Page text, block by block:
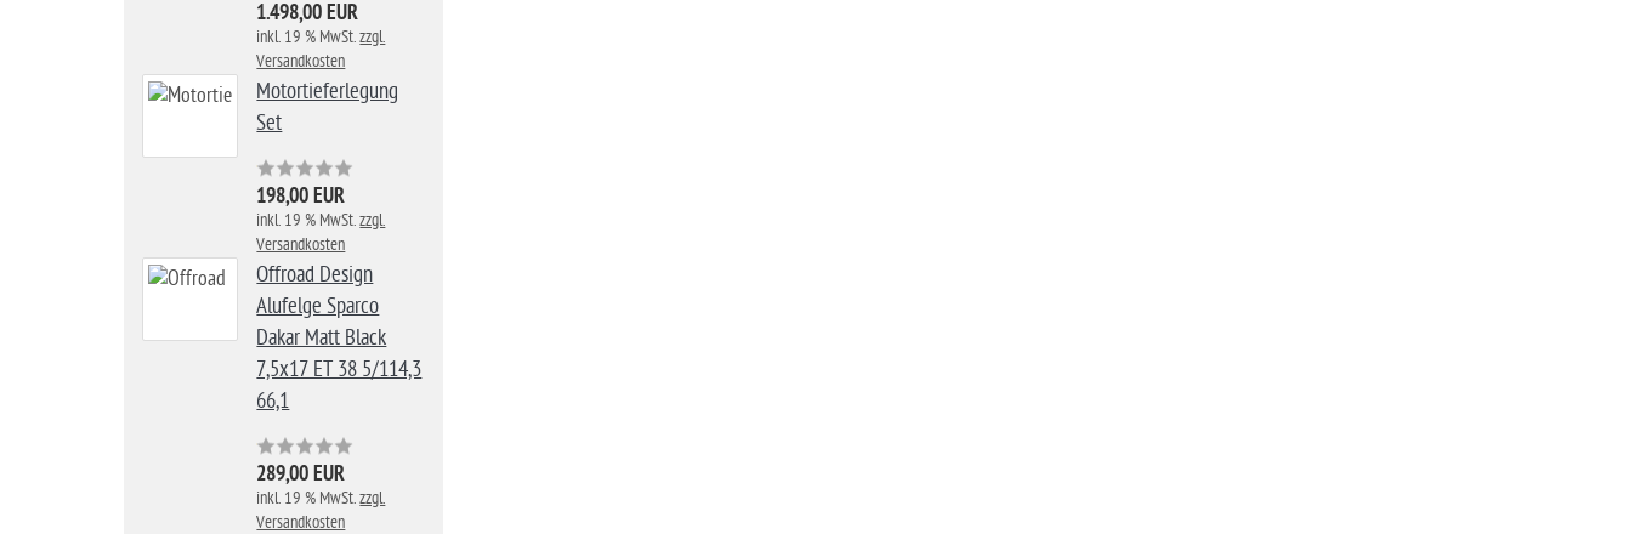
1.498,00 EUR
inkl. 19 % MwSt.zzgl.
Versandkosten
Motortieferlegung
Set
198,00 EUR
inkl. 19 % MwSt.zzgl.
Versandkosten
Offroad Design
Alufelge Sparco
Dakar Matt Black
7,5x17 ET 38 5/114,3
66,1
289,00 EUR
inkl. 19 % MwSt.zzgl.
Versandkosten